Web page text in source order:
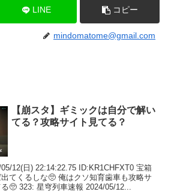
LINE コピー
mindomatome@gmail.com
【崩スタ】ギミックは自分で解い
てる？攻略サイト見てる？
12(日) 22:14:22.75 ID:KR1CHFXT0 宝箱
てくるしな🥺 俺はクソ知育歯車も攻略サ
🥺 323: 星穹列車速報 2024/05/12...